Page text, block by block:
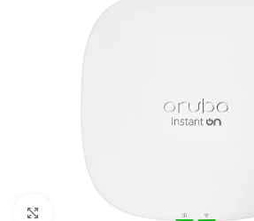
Click to enlarge